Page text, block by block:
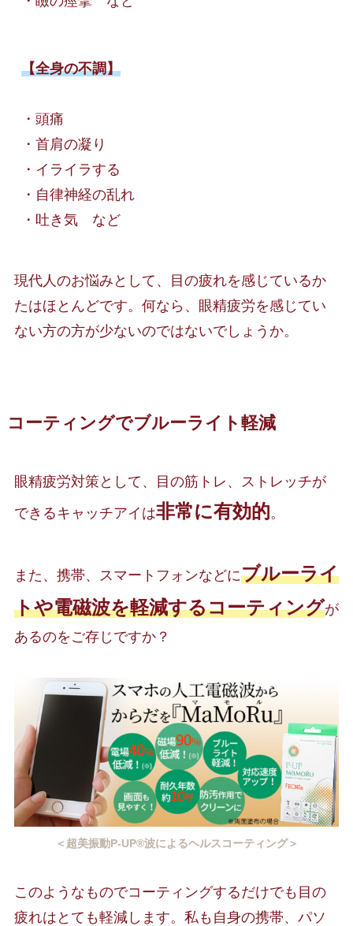
【全身の不調】
・頭痛
・首肩の凝り
・イライラする
・自律神経の乱れ
・吐き気　など
現代人のお悩みとして、目の疲れを感じているか
たはほとんどです。何なら、眼精疲労を感じてい
ない方の方が少ないのではないでしょうか。
コーティングでブルーライト軽減
眼精疲労対策として、目の筋トレ、ストレッチが
できるキャッチアイは非常に有効的。
また、携帯、スマートフォンなどにブルーライ
トや電磁波を軽減するコーティングが
あるのをご存じですか？
＜超美振動P-UP®波によるヘルスコーティング＞
このようなものでコーティングするだけでも目の
疲れはとても軽減します。私も自身の携帯、パソ